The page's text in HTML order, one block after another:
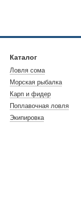
колеблются от 48 до
снасти для
внимание стоит
как и
информации,
Каталог
Ловля сома
Морская рыбалка
Карп и фидер
Поплавочная ловля
Экипировка